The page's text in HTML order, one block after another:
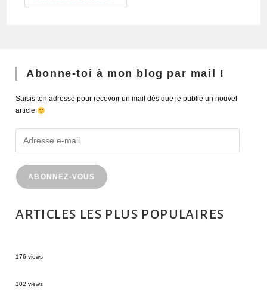
Abonne-toi à mon blog par mail !
Saisis ton adresse pour recevoir un mail dès que je publie un nouvel
article
ABONNEZ-VOUS
ARTICLES LES PLUS POPULAIRES
176 views
102 views